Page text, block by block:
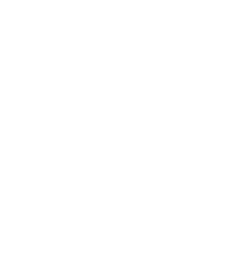
El origen fue una
Sin embargo, según
«falsa alarma». Tal y como
inmueble, donde se
detección de incendios. El
zona, lo que provocó que
algunos curiosos se